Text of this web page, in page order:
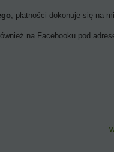
, płatności dokonuje się na
na Facebooku pod